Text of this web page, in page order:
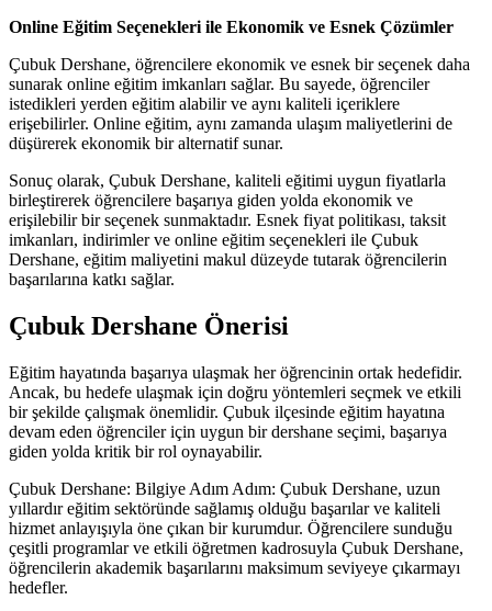
Online Eğitim Seçenekleri ile Ekonomik ve Esnek Çözümler
Çubuk Dershane, öğrencilere ekonomik ve esnek bir seçenek daha
sunarak online eğitim imkanları sağlar. Bu sayede, öğrenciler
istedikleri yerden eğitim alabilir ve aynı kaliteli içeriklere
erişebilirler. Online eğitim, aynı zamanda ulaşım maliyetlerini de
düşürerek ekonomik bir alternatif sunar.
Sonuç olarak, Çubuk Dershane, kaliteli eğitimi uygun fiyatlarla
birleştirerek öğrencilere başarıya giden yolda ekonomik ve
erişilebilir bir seçenek sunmaktadır. Esnek fiyat politikası, taksit
imkanları, indirimler ve online eğitim seçenekleri ile Çubuk
Dershane, eğitim maliyetini makul düzeyde tutarak öğrencilerin
başarılarına katkı sağlar.
Çubuk Dershane Önerisi
Eğitim hayatında başarıya ulaşmak her öğrencinin ortak hedefidir.
Ancak, bu hedefe ulaşmak için doğru yöntemleri seçmek ve etkili
bir şekilde çalışmak önemlidir. Çubuk ilçesinde eğitim hayatına
devam eden öğrenciler için uygun bir dershane seçimi, başarıya
giden yolda kritik bir rol oynayabilir.
Çubuk Dershane: Bilgiye Adım Adım: Çubuk Dershane, uzun
yıllardır eğitim sektöründe sağlamış olduğu başarılar ve kaliteli
hizmet anlayışıyla öne çıkan bir kurumdur. Öğrencilere sunduğu
çeşitli programlar ve etkili öğretmen kadrosuyla Çubuk Dershane,
öğrencilerin akademik başarılarını maksimum seviyeye çıkarmayı
hedefler.